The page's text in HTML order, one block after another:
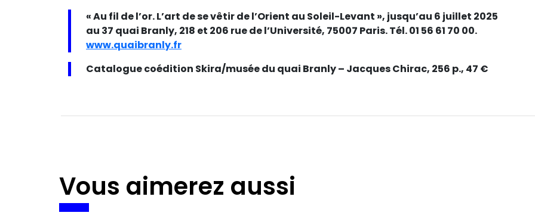
« Au fil de l’or. L’art de se vêtir de l’Orient au Soleil-Levant », jusqu’au 6 juillet 2025
au 37 quai Branly, 218 et 206 rue de l’Université, 75007 Paris. Tél. 01 56 61 70 00.
www.quaibranly.fr
Catalogue coédition Skira/musée du quai Branly – Jacques Chirac, 256 p., 47 €
Vous aimerez aussi